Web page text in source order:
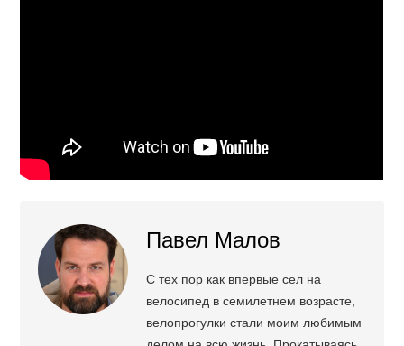
Павел Малов
С тех пор как впервые сел на
велосипед в семилетнем возрасте,
велопрогулки стали моим любимым